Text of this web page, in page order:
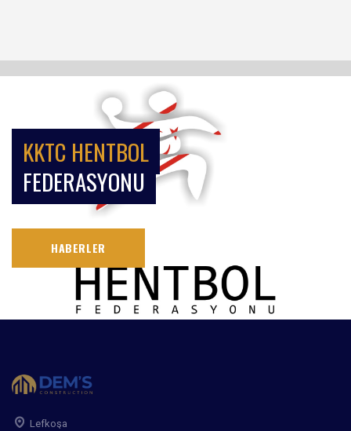
KKTC HENTBOL
FEDERASYONU
HABERLER
Lefkoşa